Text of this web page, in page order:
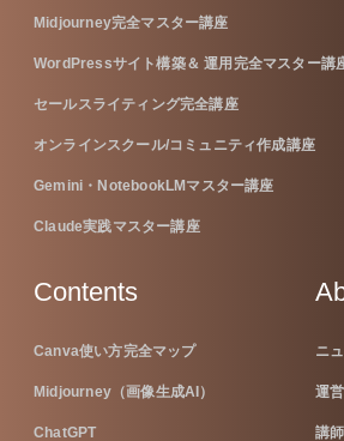
Midjourney完全マスター講座
WordPressサイト構築＆ 運用完全マスター講
セールスライティング完全講座
オンラインスクール/コミュニティ作成講座
Gemini・NotebookLMマスター講座
Claude実践マスター講座
Contents
Canva使い方完全マップ
Midjourney（画像生成AI）
ChatGPT
ニ
運
講